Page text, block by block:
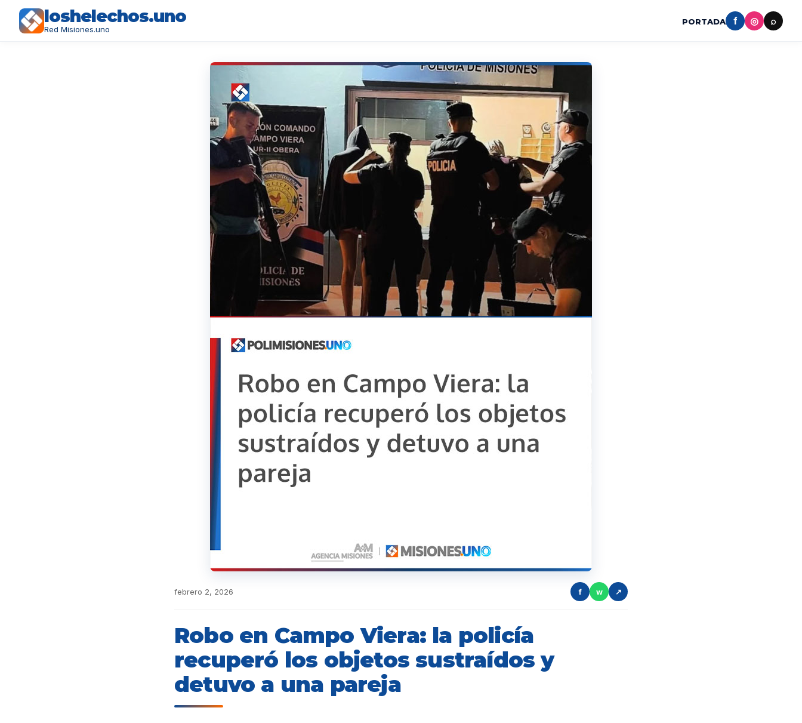
loshelechos.uno
Red Misiones.uno
PORTADA f ◎ ⌕
febrero 2, 2026 f w ↗
Robo en Campo Viera: la policía
recuperó los objetos sustraídos y
detuvo a una pareja